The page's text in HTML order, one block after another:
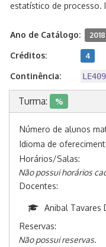
estatístico de processo.
Ano de Catálogo: 2018
Créditos: 4
Continência: LE409
Turma: %
Número de alunos
Idioma de
Horários/Salas:
Não possui horários
Docentes:
Anibal Tavares
Reservas:
Não possui reservas.